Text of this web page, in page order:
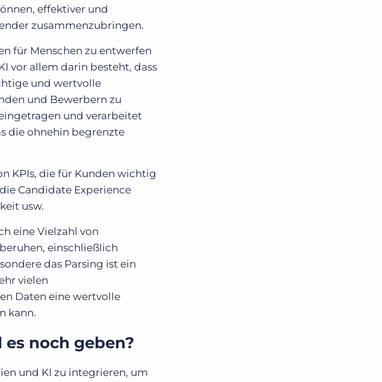
effektiver und
zusammenzubringen.
für Menschen zu entwerfen
vor allem darin besteht, dass
und wertvolle
und Bewerbern zu
und verarbeitet
die ohnehin begrenzte
KPIs, die für Kunden wichtig
Candidate Experience
usw.
eine Vielzahl von
einschließlich
das Parsing ist ein
vielen
Daten eine wertvolle
kann.
noch geben?
und KI zu integrieren, um